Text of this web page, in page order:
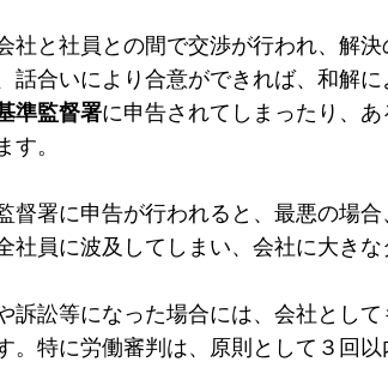
社と社員との間で交渉が行われ、解決
話合いにより合意ができれば、和解
準監督署に申告されてしまったり、あ
す。
督署に申告が行われると、最悪の場
社員に波及してしまい、会社に大きな
訴訟等になった場合には、会社とし
。特に労働審判は、原則として３回